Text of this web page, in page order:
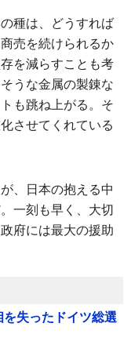
種は、どうすれば
売を続けられるか
を減らすことも考
うな金属の製錬な
も跳ね上がる。そ
させてくれている
、日本の抱える中
一刻も早く、大切
府には最大の援助
失ったドイツ総選